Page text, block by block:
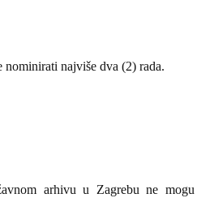
nominirati najviše dva (2) rada.
arhivu u Zagrebu ne mogu